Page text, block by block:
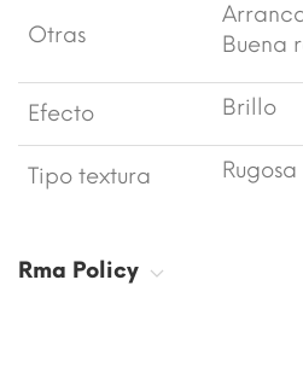
Otras
Buena
Efecto Brillo
Tipo textura Rugosa
Rma Policy